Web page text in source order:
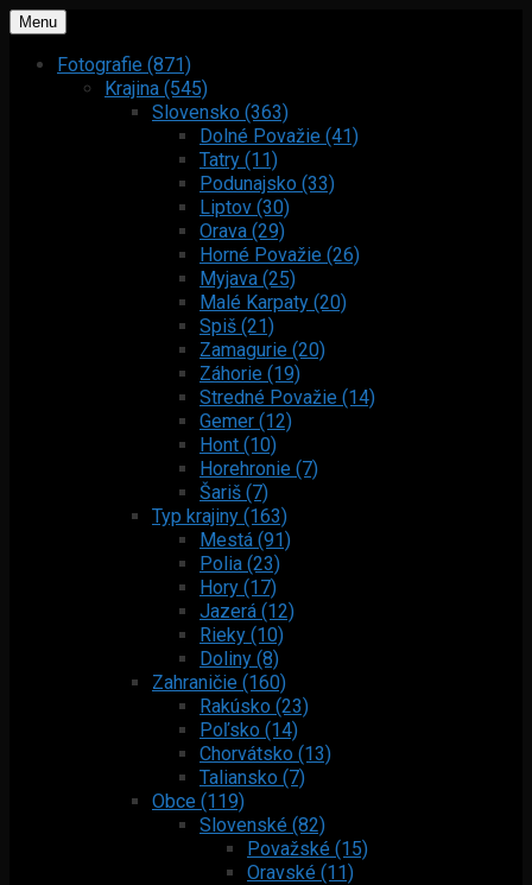
Menu
Fotografie (871)
Krajina (545)
Slovensko (363)
Dolné Považie (41)
Tatry (11)
Podunajsko (33)
Liptov (30)
Orava (29)
Horné Považie (26)
Myjava (25)
Malé Karpaty (20)
Spiš (21)
Zamagurie (20)
Záhorie (19)
Stredné Považie (14)
Gemer (12)
Hont (10)
Horehronie (7)
Šariš (7)
Typ krajiny (163)
Mestá (91)
Polia (23)
Hory (17)
Jazerá (12)
Rieky (10)
Doliny (8)
Zahraničie (160)
Rakúsko (23)
Poľsko (14)
Chorvátsko (13)
Taliansko (7)
Obce (119)
Slovenské (82)
Považské (15)
Oravské (11)